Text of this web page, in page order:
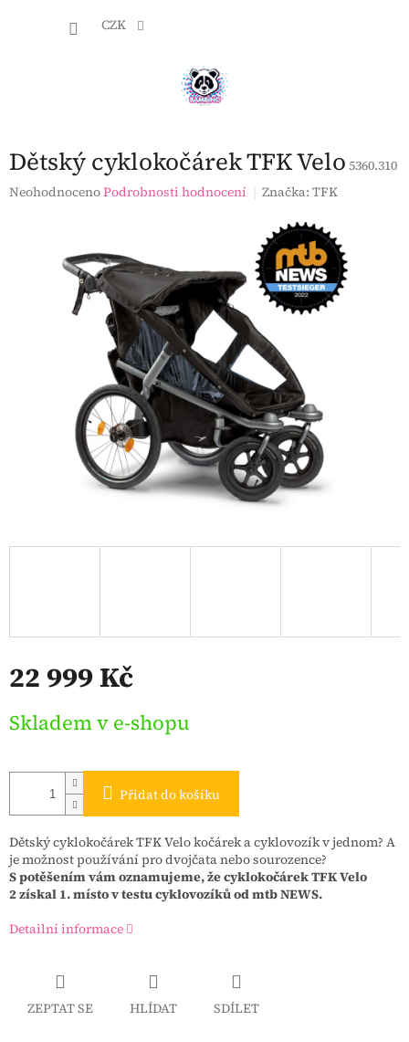
CZK
Dětský cyklokočárek TFK Velo 5360.310
Průměrné
hvězdiček.
NeohodnocenoPodrobnosti hodnocení Značka:TFK
22 999 Kč
cena:
Skladem v e-shopu
Přidat do košíku
Dětský cyklokočárek TFK Velo kočárek a cyklovozík v jednom? A
je možnost používání pro dvojčata nebo sourozence?
S potěšením vám oznamujeme, že cyklokočárek TFK Velo
2 získal 1. místo v testu cyklovozíků od mtb NEWS.
Detailní informace
ZEPTAT SE HLÍDAT SDÍLET